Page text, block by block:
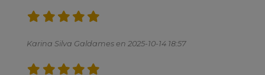
Karina Silva Galdames en 2025-10-14 18:57